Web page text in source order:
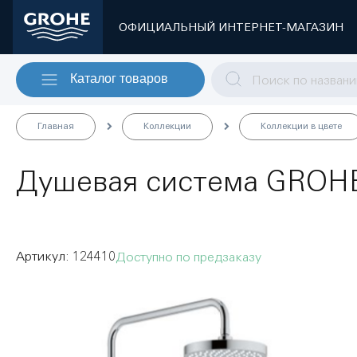
ОФИЦИАЛЬНЫЙ ИНТЕРНЕТ-МАГАЗИН
Каталог товаров
Главная Коллекции Коллекции в цвете
Душевая система
Доступно по предзаказу
124410